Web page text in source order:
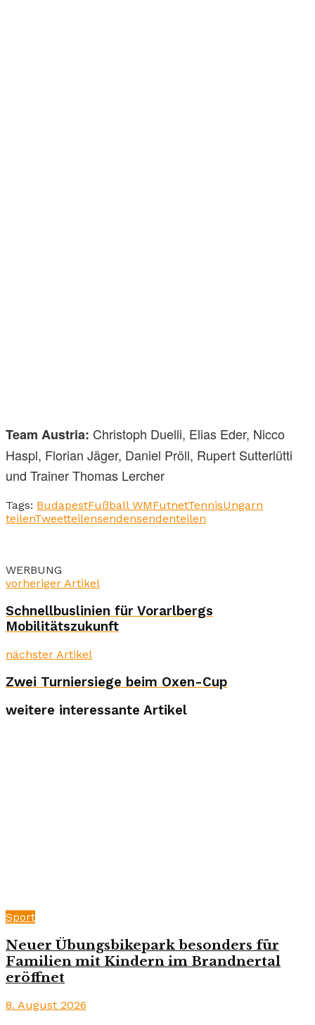
Team Austria: Christoph Duelli, Elias Eder, Nicco
Haspl, Florian Jäger, Daniel Pröll, Rupert Sutterlütti
und Trainer Thomas Lercher
Tags: BudapestFußball WMFutnetTennisUngarn
teilenTweetteilensendensendenteilen
WERBUNG
vorheriger Artikel
Schnellbuslinien für Vorarlbergs
Mobilitätszukunft
nächster Artikel
Zwei Turniersiege beim Oxen-Cup
weitere interessante Artikel
Sport
Neuer Übungsbikepark besonders für
Familien mit Kindern im Brandnertal
eröffnet
8. August 2026